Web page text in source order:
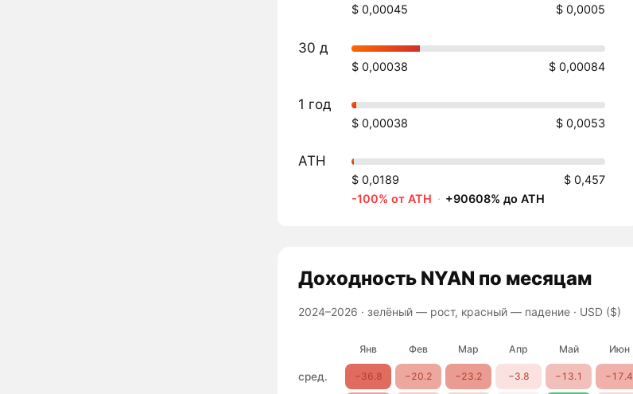
$ 0,00045 $ 0,0005
30 д
$ 0,00038 $ 0,00084
1 год
$ 0,00038 $ 0,0053
ATH
$ 0,0189
$ 0,457
-100% от ATH · +90608% до ATH
ДоходностьNYAN по месяцам
2024–2026 · зелёный — рост, красный — падение· USD ($)
Янв Фев Мар Апр Май Июн
сред. −36.8 −20.2 −23.2 −3.8 −13.1 −17.4